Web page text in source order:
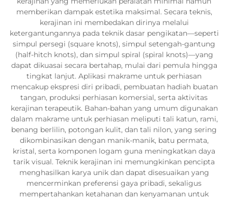
memberikan dampak estetika maksimal. Secara teknis,
kerajinan ini membedakan dirinya melalui
ketergantungannya pada teknik dasar pengikatan—seperti
simpul persegi (square knots), simpul setengah-gantung
(half-hitch knots), dan simpul spiral (spiral knots)—yang
dapat dikuasai secara bertahap, mulai dari pemula hingga
tingkat lanjut. Aplikasi makrame untuk perhiasan
mencakup ekspresi diri pribadi, pembuatan hadiah buatan
tangan, produksi perhiasan komersial, serta aktivitas
kerajinan terapeutik. Bahan-bahan yang umum digunakan
dalam makrame untuk perhiasan meliputi tali katun, rami,
benang berlilin, potongan kulit, dan tali nilon, yang sering
dikombinasikan dengan manik-manik, batu permata,
kristal, serta komponen logam guna meningkatkan daya
tarik visual. Teknik kerajinan ini memungkinkan pencipta
menghasilkan karya unik dan dapat disesuaikan yang
mencerminkan preferensi gaya pribadi, sekaligus
mempertahankan ketahanan dan kenyamanan untuk